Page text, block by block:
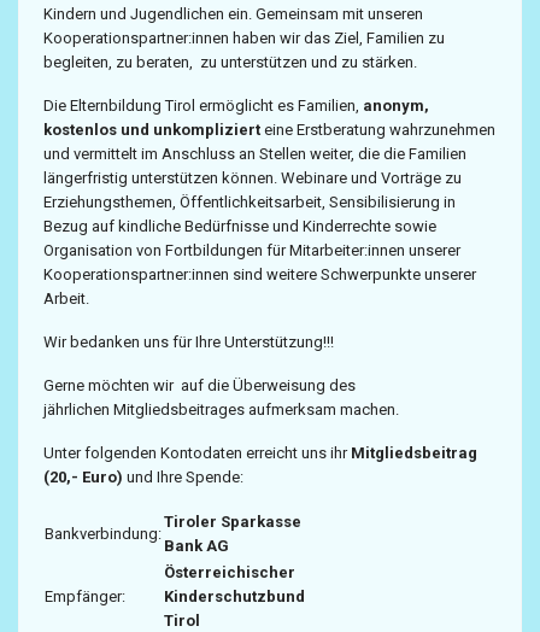
Kindern und Jugendlichen ein. Gemeinsam mit unseren
Kooperationspartner:innen haben wir das Ziel, Familien zu
begleiten, zu beraten, zu unterstützen und zu stärken.
Die Elternbildung Tirol ermöglicht es Familien, anonym,
kostenlos und unkompliziert eine Erstberatung wahrzunehmen
und vermittelt im Anschluss an Stellen weiter, die die Familien
längerfristig unterstützen können. Webinare und Vorträge zu
Erziehungsthemen, Öffentlichkeitsarbeit, Sensibilisierung in
Bezug auf kindliche Bedürfnisse und Kinderrechte sowie
Organisation von Fortbildungen für Mitarbeiter:innen unserer
Kooperationspartner:innen sind weitere Schwerpunkte unserer
Arbeit.
Wir bedanken uns für Ihre Unterstützung!!!
Gerne möchten wir auf die Überweisung des
jährlichen Mitgliedsbeitrages aufmerksam machen.
Unter folgenden Kontodaten erreicht uns ihr Mitgliedsbeitrag
(20,- Euro) und Ihre Spende:
Bankverbindung:
Tiroler Sparkasse
Bank AG
Empfänger:
Österreichischer
Kinderschutzbund
Tirol